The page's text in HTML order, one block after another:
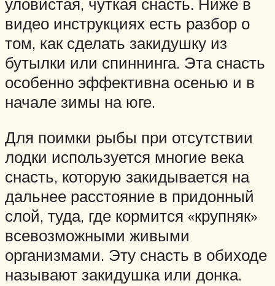
видео инструкциях есть разбор о
том, как сделать закидушку из
бутылки или спиннинга. Эта снасть
особенно эффективна осенью и в
начале зимы на юге.
Для поимки рыбы при отсутствии
лодки используется многие века
снасть, которую закидывается на
дальнее расстояние в придонный
слой, туда, где кормится «крупняк»
всевозможными живыми
организмами. Эту снасть в обиходе
называют закидушка или донка.